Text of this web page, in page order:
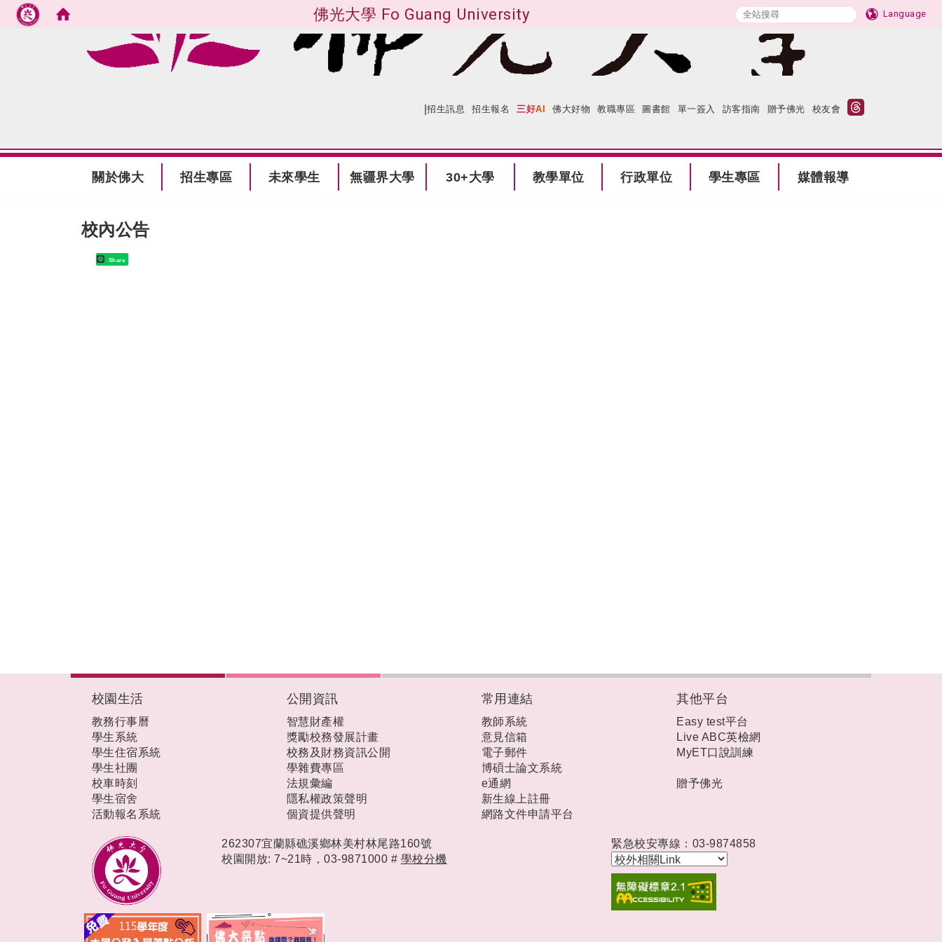
佛光大學 Fo Guang University Language
跳到主要內容
|招生訊息 招生報名 三好AI 佛大好物 教職專區 圖書館 單一簽入 訪客指南 贈予佛光 校友會
關於佛大 招生專區 未來學生 無疆界大學 30+大學 教學單位 行政單位 學生專區 媒體報導
校內公告
Share
校園生活
教務行事曆
學生系統
學生住宿系統
學生社團
校車時刻
學生宿舍
活動報名系統
公開資訊
智慧財產權
獎勵校務發展計畫
校務及財務資訊公開
學雜費專區
法規彙編
隱私權政策聲明
個資提供聲明
常用連結
教師系統
意見信箱
電子郵件
博碩士論文系統
e通網
新生線上註冊
網路文件申請平台
其他平台
Easy test平台
Live ABC英檢網
MyET口說訓練
贈予佛光
262307宜蘭縣礁溪鄉林美村林尾路160號
校園開放: 7~21時，03-9871000 # 學校分機
緊急校安專線：03-9874858